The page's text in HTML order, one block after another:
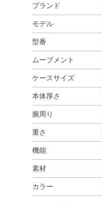
ブランド
モデル
型番
ムーブメント
ケースサイズ
本体厚さ
腕周り
重さ
機能
素材
カラー